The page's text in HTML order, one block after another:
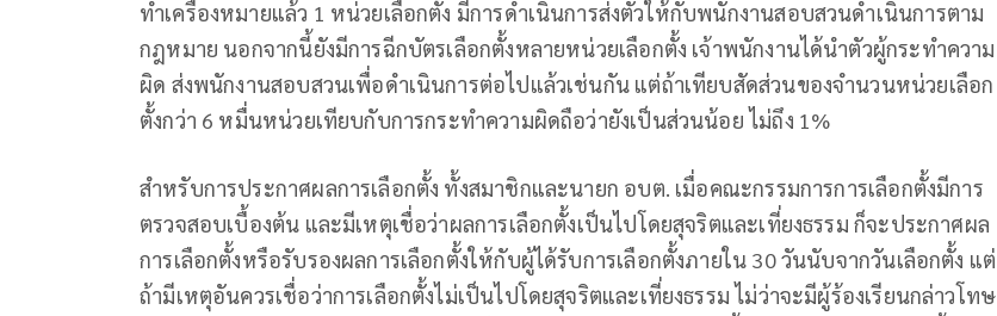
ทำเครื่องหมายแล้ว 1 หน่วยเลือกตั้ง มีการดำเนินการส่งตัวให้กับพนักงานสอบสวนดำเนินการตาม
กฎหมาย นอกจากนี้ยังมีการฉีกบัตรเลือกตั้งหลายหน่วยเลือกตั้ง เจ้าพนักงานได้นำตัวผู้กระทำความ
ผิด ส่งพนักงานสอบสวนเพื่อดำเนินการต่อไปแล้วเช่นกัน แต่ถ้าเทียบสัดส่วนของจำนวนหน่วยเลือก
ตั้งกว่า 6 หมื่นหน่วยเทียบกับการกระทำความผิดถือว่ายังเป็นส่วนน้อย ไม่ถึง 1%
สำหรับการประกาศผลการเลือกตั้ง ทั้งสมาชิกและนายก อบต. เมื่อคณะกรรมการการเลือกตั้งมีการ
ตรวจสอบเบื้องต้น และมีเหตุเชื่อว่าผลการเลือกตั้งเป็นไปโดยสุจริตและเที่ยงธรรม ก็จะประกาศผล
การเลือกตั้งหรือรับรองผลการเลือกตั้งให้กับผู้ได้รับการเลือกตั้งภายใน 30 วันนับจากวันเลือกตั้ง แต่
ถ้ามีเหตุอันควรเชื่อว่าการเลือกตั้งไม่เป็นไปโดยสุจริตและเที่ยงธรรม ไม่ว่าจะมีผู้ร้องเรียนกล่าวโทษ